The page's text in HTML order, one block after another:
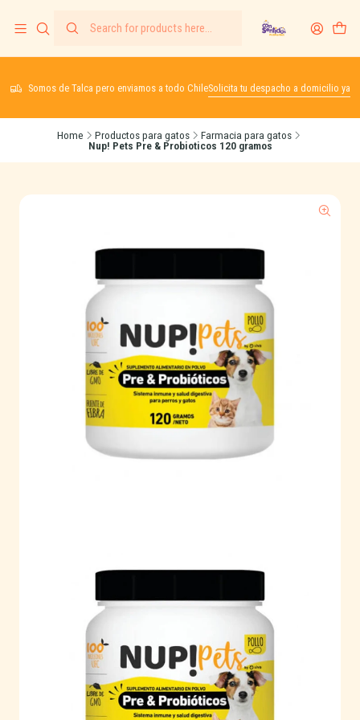
Somos de Talca pero enviamos a todo ChileSolicita tu despacho a domicilio ya
Home Productos para gatos
Farmacia para gatos
Nup! Pets Pre & Probioticos 120 gramos